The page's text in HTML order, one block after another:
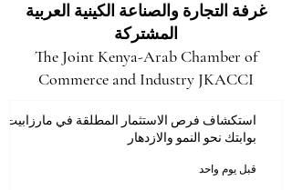
غرفة التجارة والصناعة الكينية العربية
المشتركة
The Joint Kenya-Arab Chamber of
Commerce and Industry JKACCI
استكشاف فرص الاستثمار المطلقة في مارزابيت:
بوابتك نحو النمو والازدهار
قبل يوم واحد